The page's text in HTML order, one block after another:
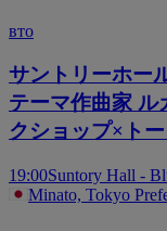
вто
サントリーホー
テーマ作曲家 ル
クショップ×ト
19:00Suntory Hall -
Minato, Tokyo